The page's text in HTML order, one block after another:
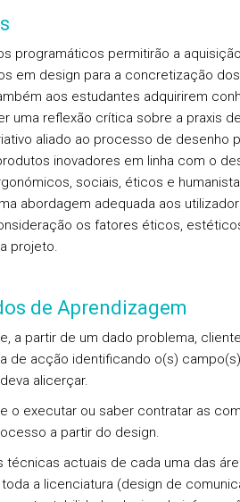
programáticos permitirão a
em design para a concretização
aos estudantes adquirirem
uma reflexão crítica sobre a praxis
aliado ao processo de desenho
inovadores em linha com o
sociais, éticos e
abordagem adequada aos
os fatores éticos,
projeto.
de Aprendizagem
a partir de um dado problema,
de acção identificando o(s)
alicerçar.
o executar ou saber contratar as
a partir do design.
técnicas actuais de cada uma das
a licenciatura (design de